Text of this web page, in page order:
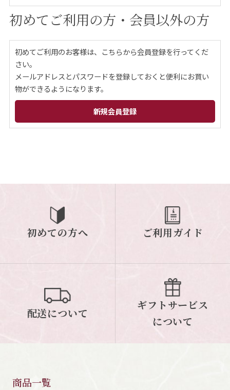
お問い合わせ
0120-12-2486
【営業時間】8:30～17:30
休業日：日曜・祝日／土曜は不定休
お問い合わせフォームはこちら
初めてご利用の方・会員以外の方
初めてご利用のお客様は、こちらから会員登録を行ってくだ
さい。
メールアドレスとパスワードを登録しておくと便利にお買い
物ができるようになります。
初めての方へ ご利用ガイド
配送について
ギフトサービス
について
商品一覧